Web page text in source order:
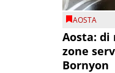
AOSTA
Aosta: di
zone
Bornyon